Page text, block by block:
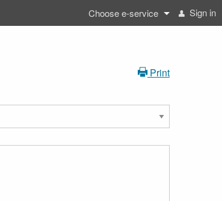
Choose e-service Sign in
Print